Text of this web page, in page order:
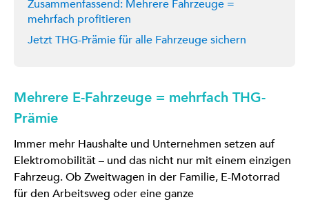
Zusammenfassend: Mehrere Fahrzeuge =
mehrfach profitieren
Jetzt THG-Prämie für alle Fahrzeuge sichern
Mehrere E-Fahrzeuge = mehrfach THG-
Prämie
Immer mehr Haushalte und Unternehmen setzen auf
Elektromobilität – und das nicht nur mit einem einzigen
Fahrzeug. Ob Zweitwagen in der Familie, E-Motorrad
für den Arbeitsweg oder eine ganze